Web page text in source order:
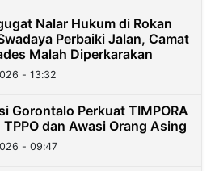
Nalar Hukum di Rokan
Perbaiki Jalan, Camat
Malah Diperkarakan
- 13:32
Gorontalo Perkuat TIMPORA
TPPO dan Awasi Orang Asing
- 09:47